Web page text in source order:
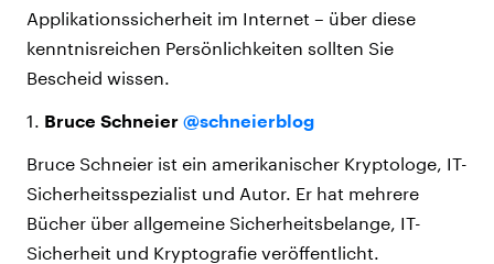
Applikationssicherheit im Internet – über diese
kenntnisreichen Persönlichkeiten sollten Sie
Bescheid wissen.
1. Bruce Schneier @schneierblog
Bruce Schneier ist ein amerikanischer Kryptologe, IT-
Sicherheitsspezialist und Autor. Er hat mehrere
Bücher über allgemeine Sicherheitsbelange, IT-
Sicherheit und Kryptografie veröffentlicht.